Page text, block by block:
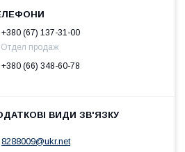
+380 (67) 137-31-00
Отдел продаж
+380 (66) 348-60-78
8288009@ukr.net